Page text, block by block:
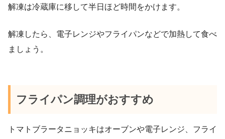
解凍は冷蔵庫に移して半日ほど時間をかけます。
解凍したら、電子レンジやフライパンなどで加熱して食べ
ましょう。
フライパン調理がおすすめ
トマトブラータニョッキはオーブンや電子レンジ、フライ